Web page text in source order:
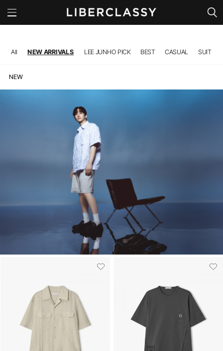
All NEW ARRIVALS LEE JUNHO PICK BEST CASUAL SUIT